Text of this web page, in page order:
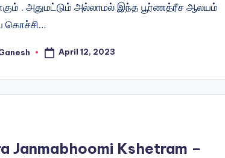
. அதுமட்டும் அல்லாமல் இந்த பூர்ணத்ரீச ஆலயம்
கொச்சி…
April 12, 2023
Janmabhoomi Kshetram –